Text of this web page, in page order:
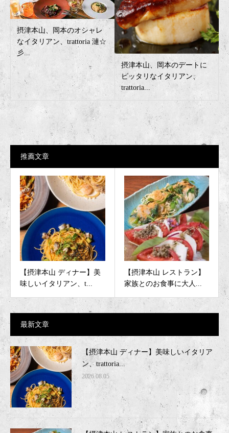
摂津本山、岡本のオシャレ
なイタリアン、trattoria 漣☆
彡...
摂津本山、岡本のデートに
ピッタリなイタリアン、
trattoria...
推薦文章
【摂津本山 ディナー】美
味しいイタリアン、t...
【摂津本山 レストラン】
家族とのお食事に大人...
最新文章
【摂津本山 ディナー】美味しいイタリア
ン、trattoria...
2026.08.05